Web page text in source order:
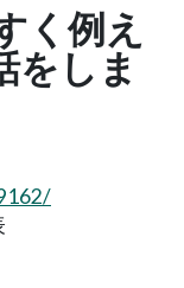
く例え
をしま